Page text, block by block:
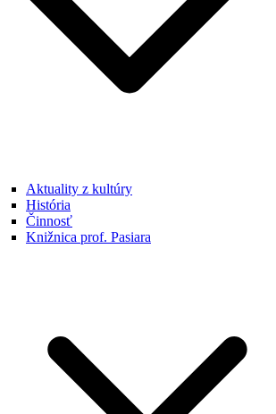
Aktuality z kultúry
História
Činnosť
Knižnica prof. Pasiara